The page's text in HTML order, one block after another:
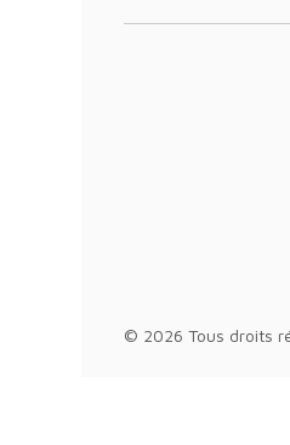
© 2026 Tous droits